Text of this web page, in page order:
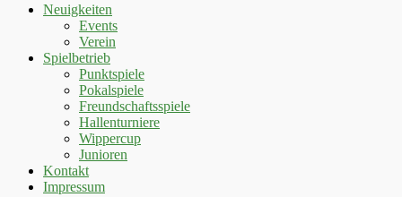
Neuigkeiten
Events
Verein
Spielbetrieb
Punktspiele
Pokalspiele
Freundschaftsspiele
Hallenturniere
Wippercup
Junioren
Kontakt
Impressum